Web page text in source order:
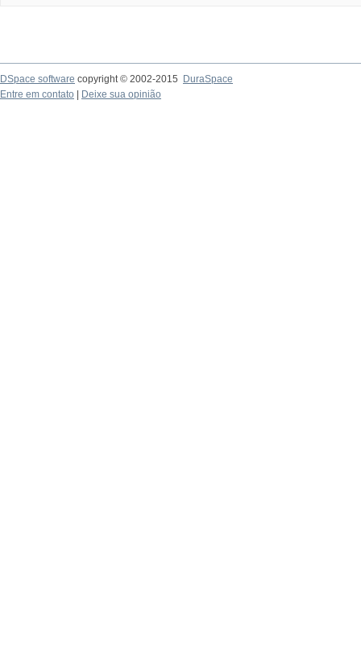
DSpace software copyright © 2002-2015
DuraSpace
Entre em contato
Deixe sua opinião